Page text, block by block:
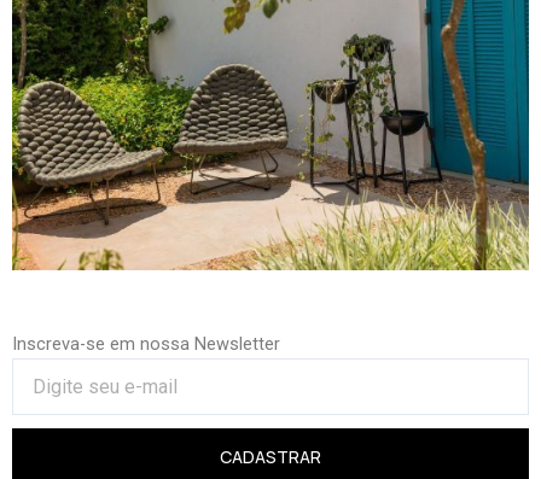
Inscreva-se em nossa Newsletter
CADASTRAR